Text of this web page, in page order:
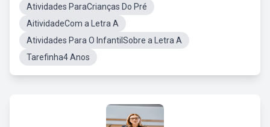
Atividades ParaCrianças Do Pré
AitividadeCom a Letra A
Atividades Para O InfantilSobre a Letra A
Tarefinha4 Anos